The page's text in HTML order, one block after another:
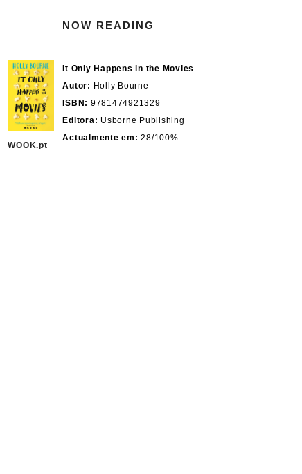
NOW READING
WOOK.pt
It Only Happens in the Movies
Autor: Holly Bourne
ISBN: 9781474921329
Editora: Usborne Publishing
Actualmente em: 28/100%